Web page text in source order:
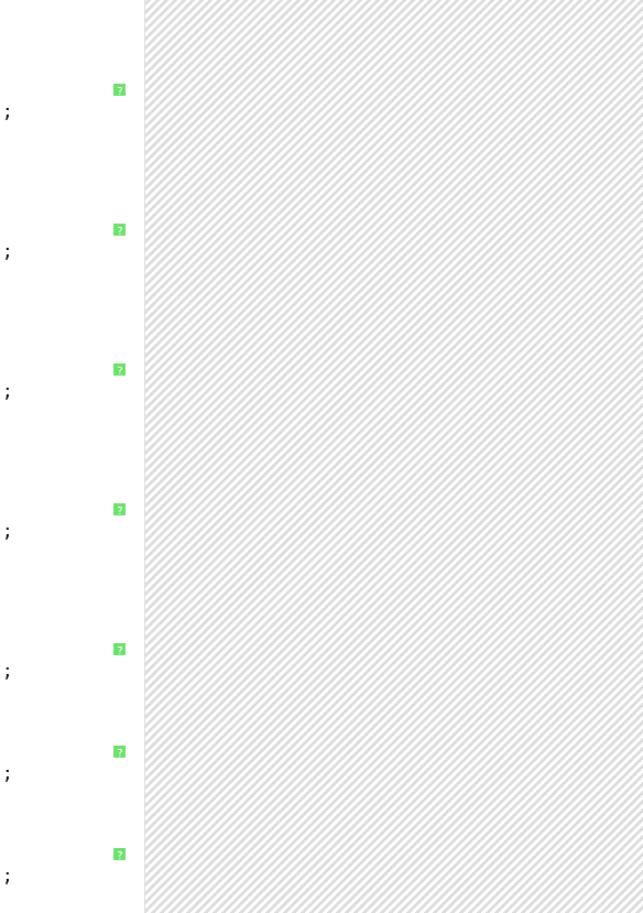
?
;
?
;
?
;
?
;
?
;
?
;
?
;